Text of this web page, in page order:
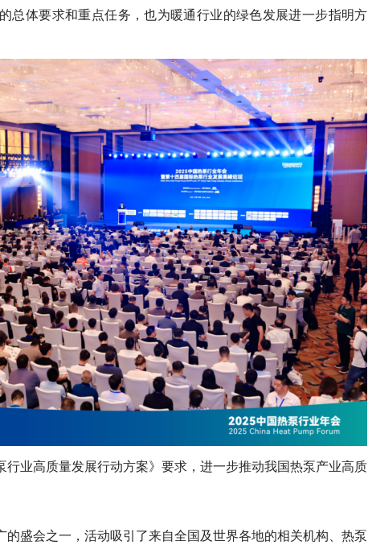
总体要求和重点任务，也为暖通行业的绿色发展进一步指明方
业高质量发展行动方案》要求，进一步推动我国热泵产业高质
盛会之一，活动吸引了来自全国及世界各地的相关机构、热泵